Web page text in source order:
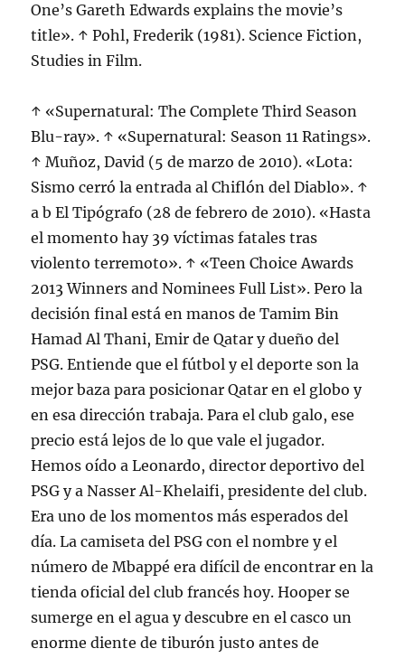
One’s Gareth Edwards explains the movie’s
title». ↑ Pohl, Frederik (1981). Science Fiction,
Studies in Film.
↑ «Supernatural: The Complete Third Season
Blu-ray». ↑ «Supernatural: Season 11 Ratings».
↑ Muñoz, David (5 de marzo de 2010). «Lota:
Sismo cerró la entrada al Chiflón del Diablo». ↑
a b El Tipógrafo (28 de febrero de 2010). «Hasta
el momento hay 39 víctimas fatales tras
violento terremoto». ↑ «Teen Choice Awards
2013 Winners and Nominees Full List». Pero la
decisión final está en manos de Tamim Bin
Hamad Al Thani, Emir de Qatar y dueño del
PSG. Entiende que el fútbol y el deporte son la
mejor baza para posicionar Qatar en el globo y
en esa dirección trabaja. Para el club galo, ese
precio está lejos de lo que vale el jugador.
Hemos oído a Leonardo, director deportivo del
PSG y a Nasser Al-Khelaifi, presidente del club.
Era uno de los momentos más esperados del
día. La camiseta del PSG con el nombre y el
número de Mbappé era difícil de encontrar en la
tienda oficial del club francés hoy. Hooper se
sumerge en el agua y descubre en el casco un
enorme diente de tiburón justo antes de